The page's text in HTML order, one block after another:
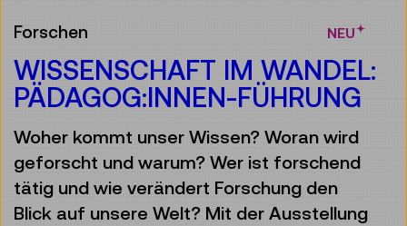
Forschen NEU
WISSENSCHAFT IM WANDEL:
PÄDAGOG:INNEN-FÜHRUNG
Woher kommt unser Wissen? Woran wird
geforscht und warum? Wer ist forschend
tätig und wie verändert Forschung den
Blick auf unsere Welt? Mit der Ausstellung